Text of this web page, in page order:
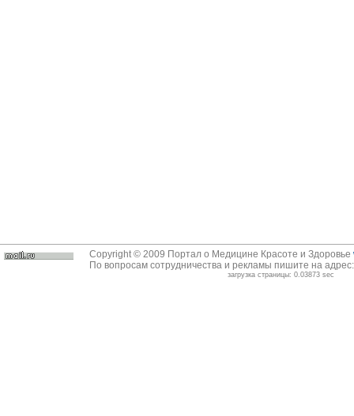
Copyright © 2009 Портал о Медицине Красоте и Здоровье
По вопросам сотрудничества и рекламы пишите на
загрузка страницы: 0.03873 sec